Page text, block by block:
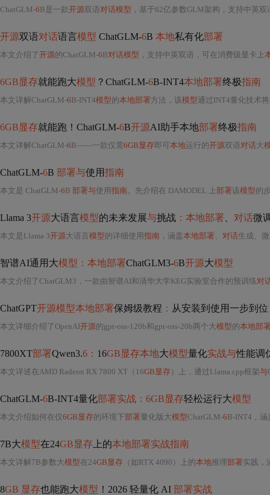
ChatGLM-6B是一款开源双语对话模型 ，基于62亿参数GLM架构，支持中英双
开源双语对话语言模型 ChatGLM-6B 本地私有化部署
本文介绍了开源的ChatGLM-6B对话模型 ，支持中英双语，可在消费级显卡上
6GB显存就能跑大模型 ？ChatGLM-6B-INT4本地部署终极指南
本文详解ChatGLM-6B-INT4模型的本地部署方法，该模型 通过INT4量化技术将
6GB显存就能跑！ChatGLM-6B开源AI助手本地部署终极指南
本文详解ChatGLM-6B——一款仅需6GB显存即可本地运行的开源双语对话大
ChatGLM-6B 部署与使用指南
本文是 ChatGLM-6B 部署与使用指南。先介绍在 DAMODEL 上部署该模型的
Llama 3开源大语言模型的未来发展与挑战 ：本地部署 对话微
本文是Llama 3开源大语言 模型的详细使用指南 ，涵盖 本地部署、 对话生成、
智谱AI通用大模型：本地部署ChatGLM3-6B开源大模型
本文介绍了ChatGLM3，一款由智谱AI和清华大学KEG实验室合作的预训练对
ChatGPT开源模型本地部署保姆级教程 ： 从安装到使用一步到位
本文详细介绍了OpenAI开源的gpt-oss-120b和gpt-oss-20b两个大模型的本地部
7800XT部署Qwen3.6： 16GB显存本地大模型量化实战与性能调
本文详述在AMD Radeon RX 7800 XT（16GB显存）上，通过Llama.cpp框架与
ChatGLM-6B-INT4量化部署实战：6GB显存轻松运行大模型
本文介绍如何在仅6GB显存的环境下部署量化版大模型ChatGLM-6B-INT4，涵
7B大模型在24GB显存 上的本地部署实战指南
本文详解7B参数大模型在24GB显存 （如RTX 4090）上的本地推理部署实践，
8GB 显存也能跑大模型 ！2026 轻量化 AI 部署实战